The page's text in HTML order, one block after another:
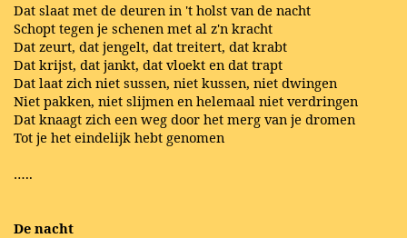
Dat slaat met de deuren in 't holst van de nacht
Schopt tegen je schenen met al z'n kracht
Dat zeurt, dat jengelt, dat treitert, dat krabt
Dat krijst, dat jankt, dat vloekt en dat trapt
Dat laat zich niet sussen, niet kussen, niet dwingen
Niet pakken, niet slijmen en helemaal niet verdringen
Dat knaagt zich een weg door het merg van je dromen
Tot je het eindelijk hebt genomen
…..
De nacht